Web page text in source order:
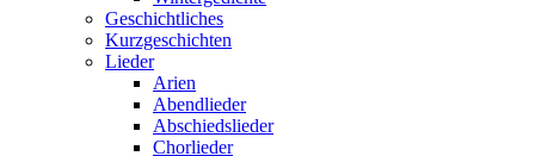
Geschichtliches
Kurzgeschichten
Lieder
Arien
Abendlieder
Abschiedslieder
Chorlieder